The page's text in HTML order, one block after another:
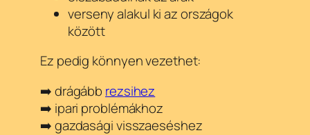
verseny alakul ki az országok
között
Ez pedig könnyen vezethet:
➡️ drágább rezsihez
➡️ ipari problémákhoz
➡️ gazdasági visszaeséshez